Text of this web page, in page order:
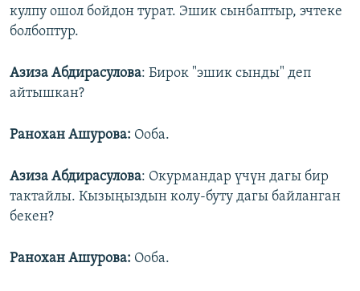
кулпу ошол бойдон турат. Эшик сынбаптыр, эчтеке
болбоптур.
Азиза Абдирасулова: Бирок "эшик сынды" деп
айтышкан?
Ранохан Ашурова: Ооба.
Азиза Абдирасулова: Окурмандар үчүн дагы бир
тактайлы. Кызыңыздын колу-буту дагы байланган
бекен?
Ранохан Ашурова: Ооба.